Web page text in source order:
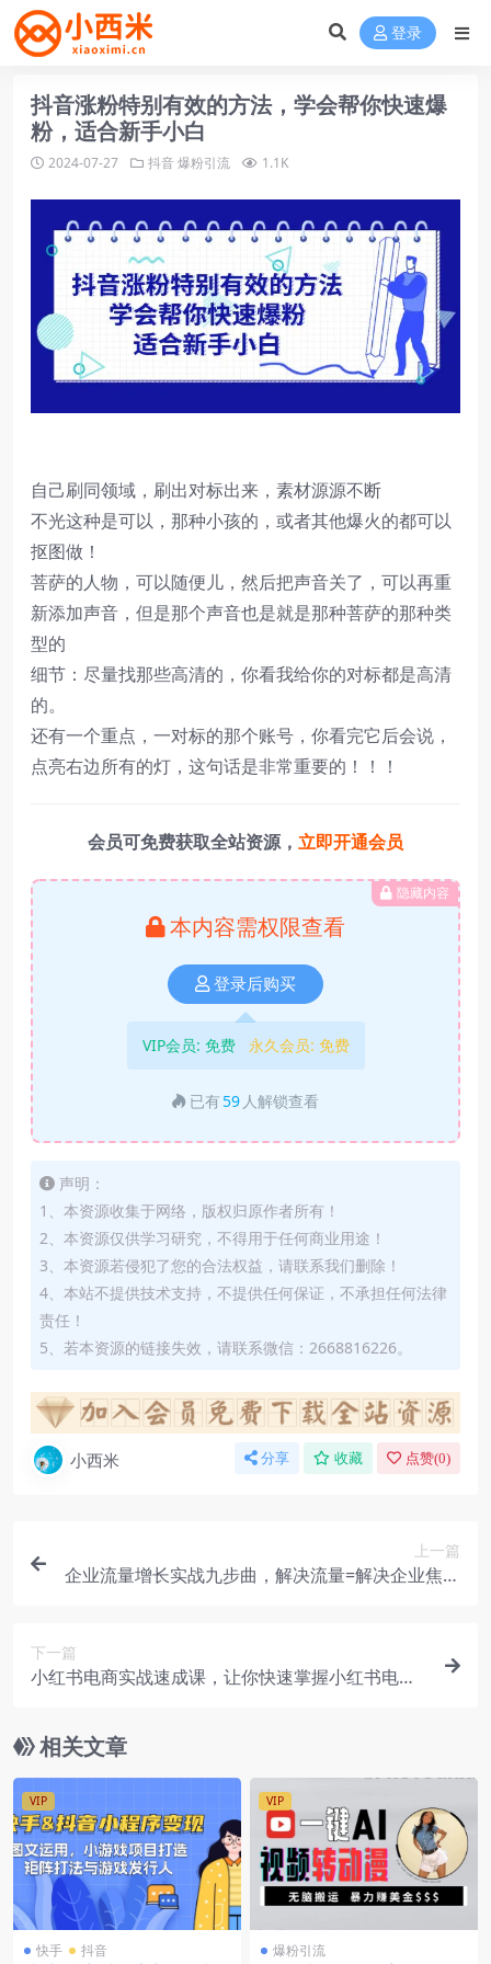
登录
抖音涨粉特别有效的方法，学会帮你快速爆
粉，适合新手小白
2024-07-27 抖音爆粉引流 1.1K
自己刷同领域，刷出对标出来，素材源源不断
不光这种是可以，那种小孩的，或者其他爆火的都可以
抠图做！
菩萨的人物，可以随便儿，然后把声音关了，可以再重
新添加声音，但是那个声音也是就是那种菩萨的那种类
型的
细节：尽量找那些高清的，你看我给你的对标都是高清
的。
还有一个重点，一对标的那个账号，你看完它后会说，
点亮右边所有的灯，这句话是非常重要的！！！
会员可免费获取全站资源， 立即开通会员
隐藏内容
本内容需权限查看
登录后购买
VIP会员: 免费 永久会员: 免费
已有 59 人解锁查看
声明：
1、本资源收集于网络，版权归原作者所有！
2、本资源仅供学习研究，不得用于任何商业用途！
3、本资源若侵犯了您的合法权益，请联系我们删除！
4、本站不提供技术支持，不提供任何保证，不承担任何法律
责任！
5、若本资源的链接失效，请联系微信：2668816226。
小西米 分享 收藏 点赞(0)
上一篇
企业流量增长实战九步曲，解决流量=解决企业焦虑
下一篇
小红书电商实战速成课，让你快速掌握小红书电商
相关文章
VIP
快手 抖音
VIP
爆粉引流